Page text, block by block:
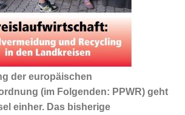
der europäischen
(im Folgenden: PPWR) geht
einher. Das bisherige